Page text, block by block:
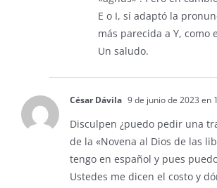
E o I, sí adaptó la
más parecida a Y, como
Un saludo.
César Dávila 9 de junio de 2023 en
Disculpen ¿puedo pedir una
de la «Novena al Dios de las
tengo en español y pues
Ustedes me dicen el costo y